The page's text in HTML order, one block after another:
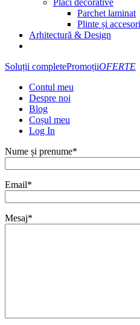
Parchet laminat
Plinte și
Arhitectură & Design
Soluții completePromoțiiOFERTE
Contul meu
Despre noi
Blog
Coșul meu
Log In
Nume și prenume*
Email*
Mesaj*